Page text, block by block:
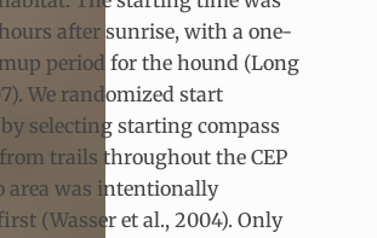
after sunrise, with a one-
period for the hound (Long
We randomized start
selecting starting compass
trails throughout the CEP
area was intentionally
(Wasser et al., 2004). Only